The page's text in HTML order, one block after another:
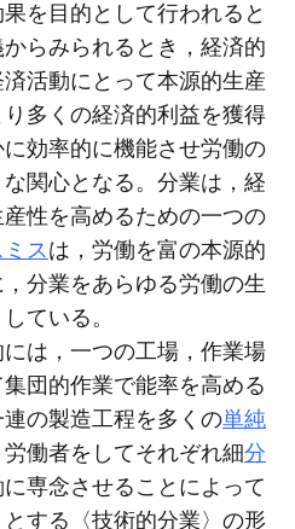
を目的として行われると
らみられるとき，経済的
活動にとって本源的生産
多くの経済的利益を獲得
効率的に機能させ労働の
関心となる。分業は，経
性を高めるための一つの
ミスは，労働を富の本源的
分業をあらゆる労働の生
ている。
は，一つの工場，作業場
団的作業で能率を高める
連の製造工程を多くの単純
働者をしてそれぞれ細分
専念させることによって
する〈技術的分業〉の形